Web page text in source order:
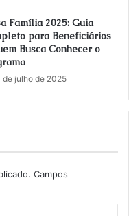
Família 2025: Guia
para Beneficiários
Busca Conhecer o
de julho de 2025
Campos